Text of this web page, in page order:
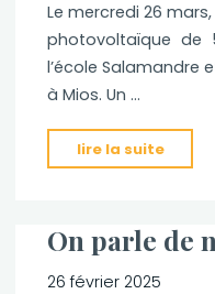
Le mercredi 26
photovoltaïque de
l’école Salamandre
à Mios. Un …
lire la suite
d’une
à
Mios"
On parle de
26 février 2025